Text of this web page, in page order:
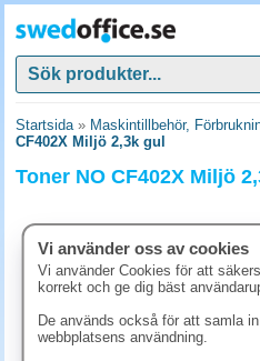
Startsida» Maskintillbehör,
CF402X Miljö 2,3k gul
Toner NO CF402X Miljö
Vi använder oss av cookies
Vi använder Cookies för att
korrekt och ge dig bäst
De används också för att samla
webbplatsens användning.